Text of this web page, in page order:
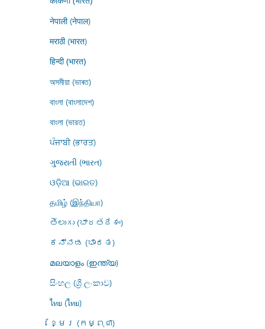
नेपाली (नेपाल)
मराठी (भारत)
हिन्दी (भारत)
অসমীয়া (ভাৰত)
বাংলা (বাংলাদেশ)
বাংলা (ভারত)
ਪੰਜਾਬੀ (ਭਾਰਤ)
ગુજરાતી (ભારત)
ଓଡ଼ିଆ (ଭାରତ)
தமிழ் (இந்தியா)
తెలుగు (భారతదేశం)
ಕನ್ನಡ (ಭಾರತ)
മലയാളം (ഇന്ത്യ)
සිංහල (ශ්‍රී ලංකාව)
ไทย (ไทย)
ខ្មែរ (កម្ពុជា)